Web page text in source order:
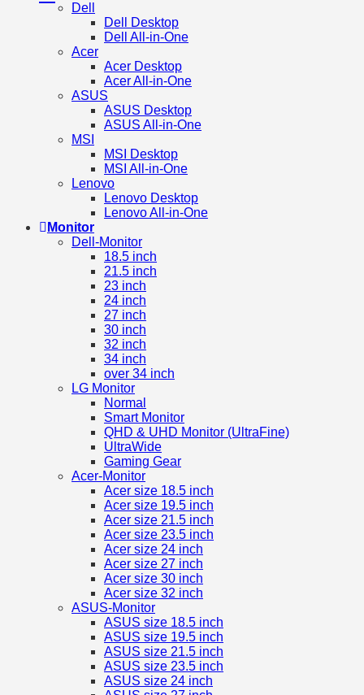
Dell
Dell Desktop
Dell All-in-One
Acer
Acer Desktop
Acer All-in-One
ASUS
ASUS Desktop
ASUS All-in-One
MSI
MSI Desktop
MSI All-in-One
Lenovo
Lenovo Desktop
Lenovo All-in-One
Monitor
Dell-Monitor
18.5 inch
21.5 inch
23 inch
24 inch
27 inch
30 inch
32 inch
34 inch
over 34 inch
LG Monitor
Normal
Smart Monitor
QHD & UHD Monitor (UltraFine)
UltraWide
Gaming Gear
Acer-Monitor
Acer size 18.5 inch
Acer size 19.5 inch
Acer size 21.5 inch
Acer size 23.5 inch
Acer size 24 inch
Acer size 27 inch
Acer size 30 inch
Acer size 32 inch
ASUS-Monitor
ASUS size 18.5 inch
ASUS size 19.5 inch
ASUS size 21.5 inch
ASUS size 23.5 inch
ASUS size 24 inch